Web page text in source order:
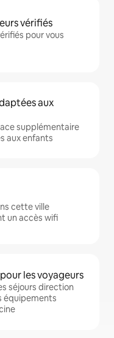
vérifiés
pour vous
aux
supplémentaire
aux enfants
cette ville
un accès wifi
les voyageurs
séjours direction
équipements